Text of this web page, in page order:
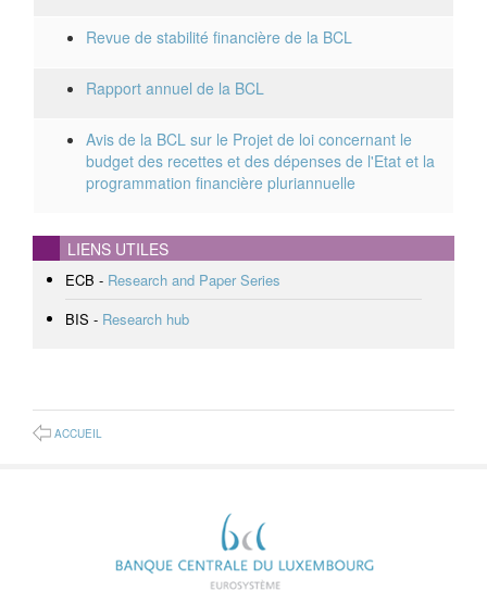
Revue de stabilité financière de la BCL
Rapport annuel de la BCL
Avis de la BCL sur le Projet de loi concernant le
budget des recettes et des dépenses de l'Etat et la
programmation financière pluriannuelle
LIENS UTILES
ECB - Research and Paper Series
BIS - Research hub
ACCUEIL